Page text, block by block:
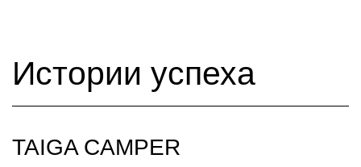
Истории успеха
TAIGA CAMPER